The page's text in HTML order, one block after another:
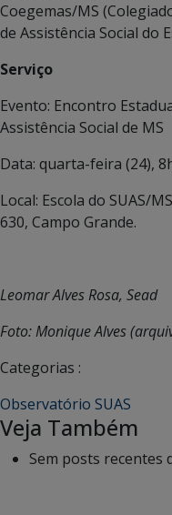
Coegemas/MS
de Assistência Social do
Serviço
Evento: Encontro
Assistência Social de MS
Data: quarta-feira (24),
Local: Escola do SUAS/
630, Campo Grande.
Leomar Alves Rosa, Sead
Foto: Monique Alves
Categorias :
Observatório SUAS
Veja Também
Sem posts recentes